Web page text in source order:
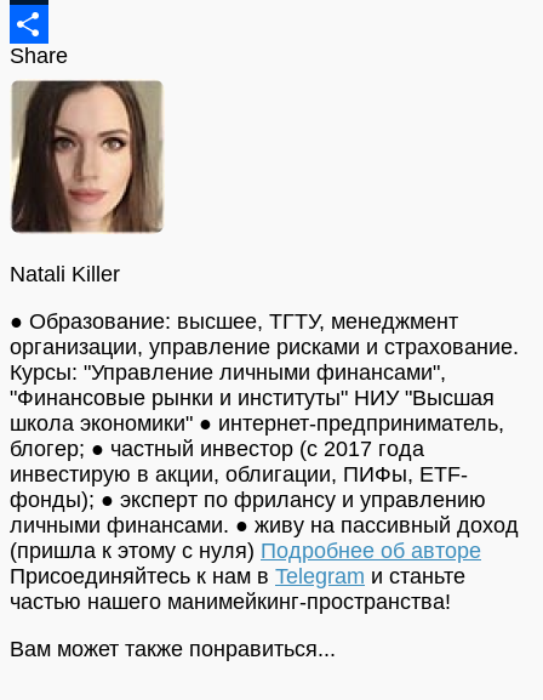
Tumblr
Отправить
Share
Natali Killer
● Образование: высшее, ТГТУ, менеджмент
организации, управление рисками и страхование.
Курсы: "Управление личными финансами",
"Финансовые рынки и институты" НИУ "Высшая
школа экономики" ● интернет-предприниматель,
блогер; ● частный инвестор (с 2017 года
инвестирую в акции, облигации, ПИФы, ETF-
фонды); ● эксперт по фрилансу и управлению
личными финансами. ● живу на пассивный доход
(пришла к этому с нуля) Подробнее об авторе
Присоединяйтесь к нам в Telegram и станьте
частью нашего манимейкинг-пространства!
Вам может также понравиться...